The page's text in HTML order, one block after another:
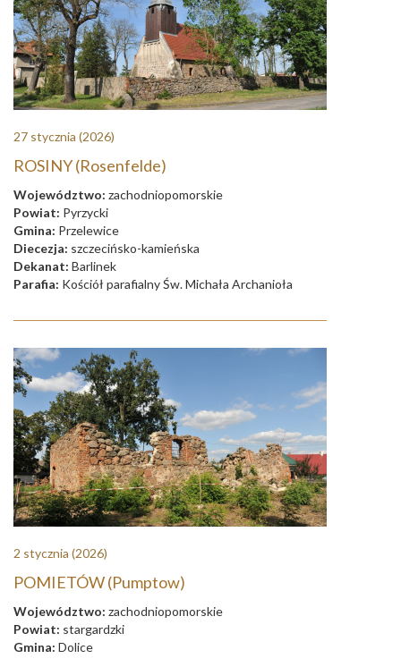
27 stycznia (2026)
ROSINY (Rosenfelde)
Województwo: zachodniopomorskie
Powiat: Pyrzycki
Gmina: Przelewice
Diecezja: szczecińsko-kamieńska
Dekanat: Barlinek
Parafia: Kościół parafialny Św. Michała Archanioła
2 stycznia (2026)
POMIETÓW (Pumptow)
Województwo: zachodniopomorskie
Powiat: stargardzki
Gmina: Dolice